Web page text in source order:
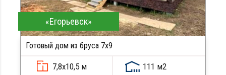
«Егорьевск»
Готовый дом из бруса 7x9
7,8х10,5 м 111 м2